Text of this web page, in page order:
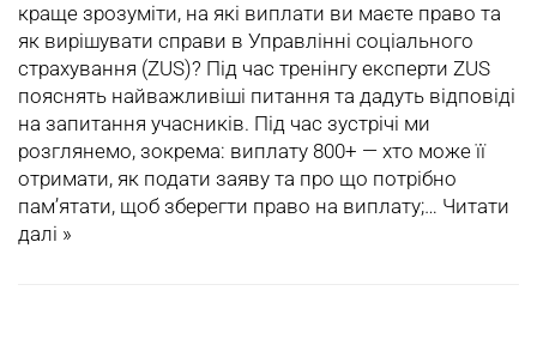
краще зрозуміти, на які виплати ви маєте право та
як вирішувати справи в Управлінні соціального
страхування (ZUS)? Під час тренінгу експерти ZUS
пояснять найважливіші питання та дадуть відповіді
на запитання учасників. Під час зустрічі ми
розглянемо, зокрема: виплату 800+ — хто може її
отримати, як подати заяву та про що потрібно
пам’ятати, щоб зберегти право на виплату;… Читати
далі »